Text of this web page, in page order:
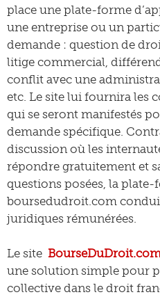
place une plate-forme
une entreprise ou un
demande : question de
litige commercial,
conflit avec une
etc. Le site lui fournira les
qui se seront manifestés
demande spécifique.
discussion où les
répondre gratuitement et
questions posées, la plate-
boursedudroit.com
juridiques rémunérées.
Le site
une solution simple pour
collective dans le droit